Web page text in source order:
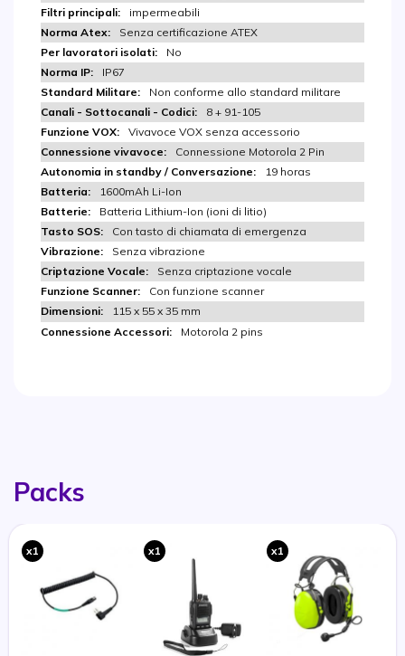
impermeabili
Senza certificazione ATEX
No
IP67
Non conforme allo standard militare
8 + 91-105
Vivavoce VOX senza accessorio
Connessione Motorola 2 Pin
19 horas
1600mAh Li-Ion
Batteria Lithium-Ion (ioni di litio)
Con tasto di chiamata di emergenza
Senza vibrazione
Senza criptazione vocale
Con funzione scanner
115 x 55 x 35 mm
Motorola 2 pins
Packs
x1 x1 x1